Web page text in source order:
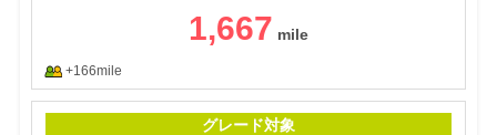
1,667
+166mile
グレード対象